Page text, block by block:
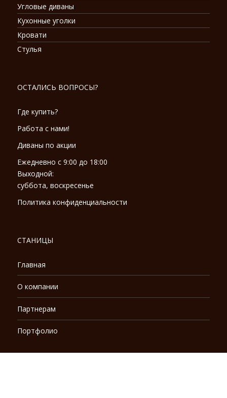
Угловые диваны
Кухонные уголки
Кровати
Стулья
ОСТАЛИСЬ ВОПРОСЫ?
Где купить?
Работа с нами!
Диваны по акции
Ежедневно с 9:00 до 18:00
Выходной:
суббота, воскресенье
Политика конфиденциальности
СТАНИЦЫ
Главная
О компании
Партнерам
Портфолио